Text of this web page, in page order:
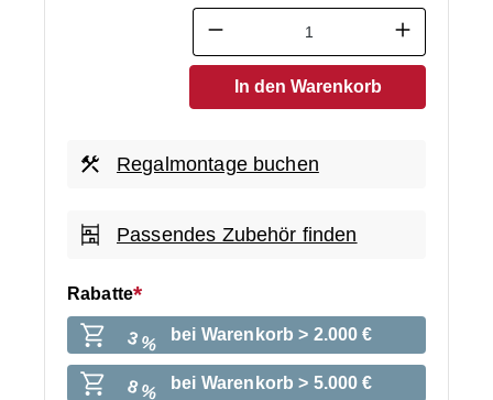
Produkt Anzahl: Gib den
In den Warenkorb
Regalmontage buchen
Passendes Zubehör finden
Rabatte
3 % bei Warenkorb > 2.000 €
8 % bei Warenkorb > 5.000 €